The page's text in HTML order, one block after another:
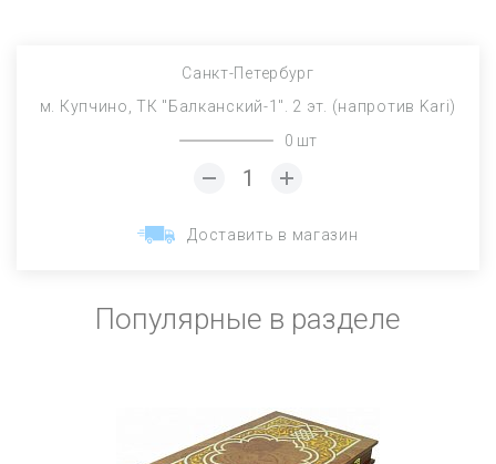
Санкт-Петербург
м. Купчино, ТК "Балканский-1". 2 эт. (напротив Kari)
0 шт
Доставить в магазин
Популярные в разделе